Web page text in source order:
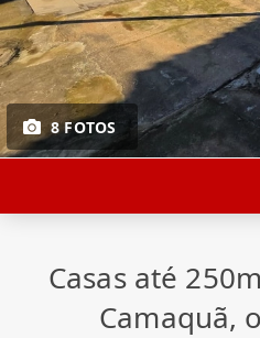
8 FOTOS
Casas até
Camaquã,